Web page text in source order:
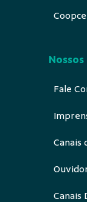
Nossos
Fale
Canais
Canais